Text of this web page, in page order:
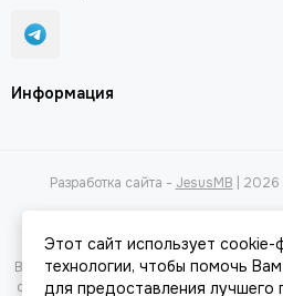
Информация
Разработка сайта - JesusMB | 2026
Вся представленная на сайте
стоимости товаров и услуг, носит
Этот сайт использует cookie-
технологии, чтобы помочь
для предоставления лучшего